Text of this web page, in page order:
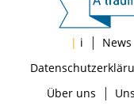
| i | News
Über uns |